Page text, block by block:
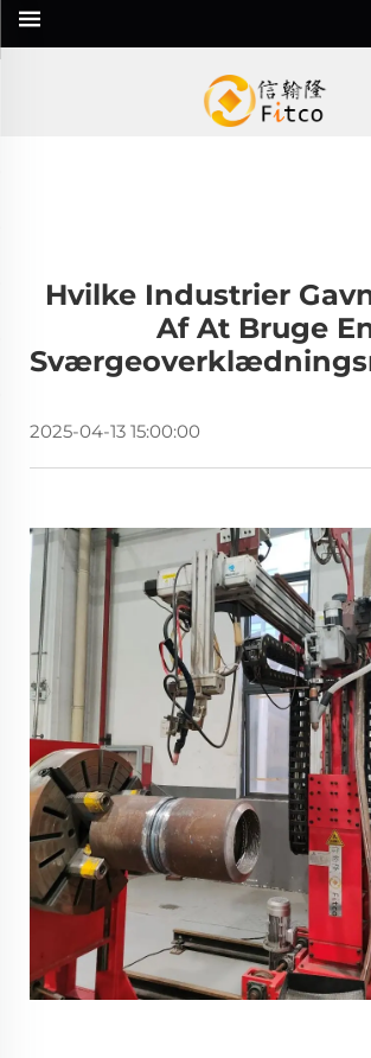
Hvilke Industrier
Af At Bruge
2025-04-13 15:00:00